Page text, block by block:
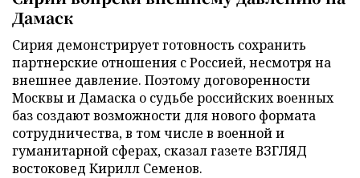
Дамаск
Сирия демонстрирует готовность сохранить
партнерские отношения с Россией, несмотря на
внешнее давление. Поэтому договоренности
Москвы и Дамаска о судьбе российских военных
баз создают возможности для нового формата
сотрудничества, в том числе в военной и
гуманитарной сферах, сказал газете ВЗГЛЯД
востоковед Кирилл Семенов.